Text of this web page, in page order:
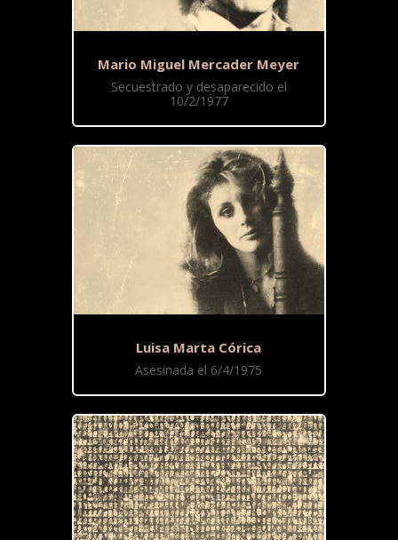
Mario Miguel Mercader Meyer
Secuestrado y desaparecido el
10/2/1977
Luisa Marta Córica
Asesinada el 6/4/1975